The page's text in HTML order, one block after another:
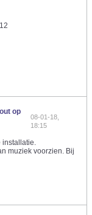
op
08-01-18,
18:15
installatie.
muziek voorzien. Bij